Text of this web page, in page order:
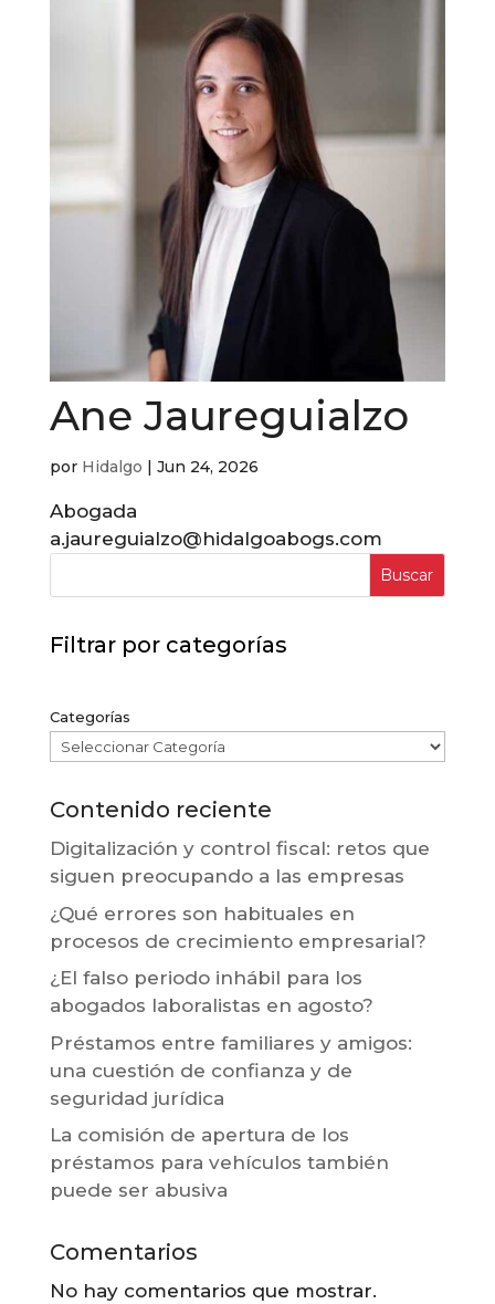
Ane Jaureguialzo
por Hidalgo Jun 24, 2026
Abogada
a.jaureguialzo@hidalgoabogs.com
Buscar
Filtrar por categorías
Categorías
Contenido reciente
Digitalización y control fiscal: retos que
siguen preocupando a las empresas
¿Qué errores son habituales en
procesos de crecimiento empresarial?
¿El falso periodo inhábil para los
abogados laboralistas en agosto?
Préstamos entre familiares y amigos:
una cuestión de confianza y de
seguridad jurídica
La comisión de apertura de los
préstamos para vehículos también
puede ser abusiva
Comentarios
No hay comentarios que mostrar.